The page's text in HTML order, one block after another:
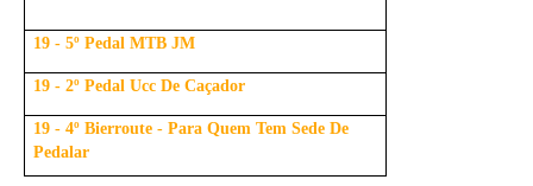
19 - 5º Pedal MTB JM
19 - 2º Pedal Ucc De Caçador
19 - 4º Bierroute - Para Quem Tem Sede De
Pedalar